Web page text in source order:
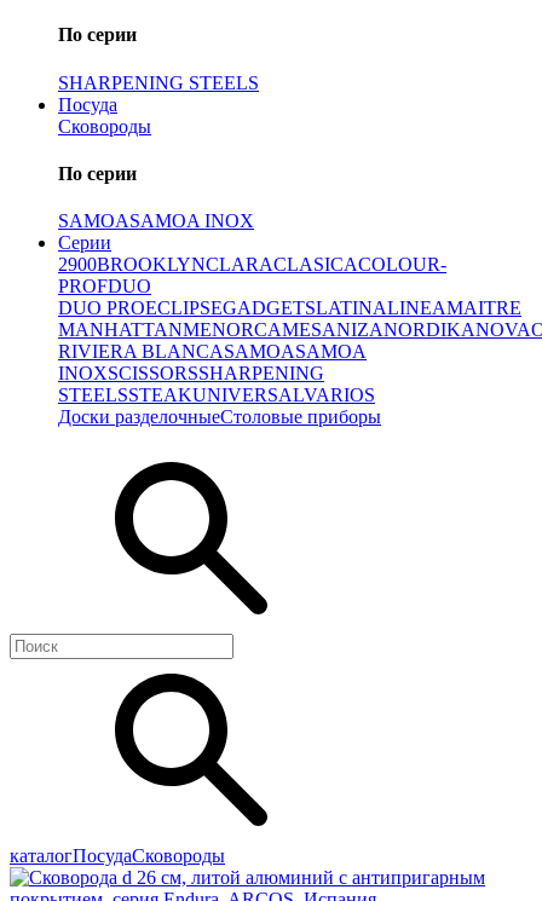
По серии
SHARPENING STEELS
Посуда
Сковороды
По серии
SAMOASAMOA INOX
Серии
2900BROOKLYNCLARACLASICACOLOUR-
PROFDUO
DUO PROECLIPSEGADGETSLATINALINEAMAITRE
MANHATTANMENORCAMESANIZANORDIKANOVA
RIVIERA BLANCASAMOASAMOA
INOXSCISSORSSHARPENING
STEELSSTEAKUNIVERSALVARIOS
Доски разделочныеСтоловые приборы
каталогПосудаСковороды